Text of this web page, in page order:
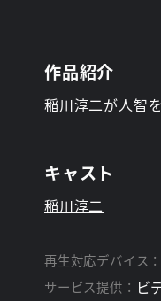
作品紹介
稲川淳二が人智
キャスト
稲川淳二
再生対応デバイス：
サービス提供： ビ